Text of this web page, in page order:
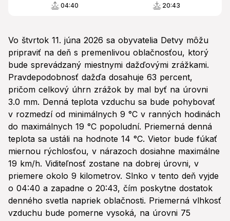
04:40 20:43
Vo štvrtok 11. júna 2026 sa obyvatelia Detvy môžu
pripraviť na deň s premenlivou oblačnosťou, ktorý
bude sprevádzaný miestnymi dažďovými zrážkami.
Pravdepodobnosť dažďa dosahuje 63 percent,
pričom celkový úhrn zrážok by mal byť na úrovni
3.0 mm. Denná teplota vzduchu sa bude pohybovať
v rozmedzí od minimálnych 9 °C v ranných hodinách
do maximálnych 19 °C popoludní. Priemerná denná
teplota sa ustáli na hodnote 14 °C. Vietor bude fúkať
miernou rýchlosťou, v nárazoch dosiahne maximálne
19 km/h. Viditeľnosť zostane na dobrej úrovni, v
priemere okolo 9 kilometrov. Slnko v tento deň vyjde
o 04:40 a zapadne o 20:43, čím poskytne dostatok
denného svetla napriek oblačnosti. Priemerná vlhkosť
vzduchu bude pomerne vysoká, na úrovni 75